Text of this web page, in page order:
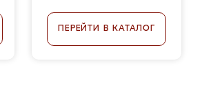
ПЕРЕЙТИ В КАТАЛОГ